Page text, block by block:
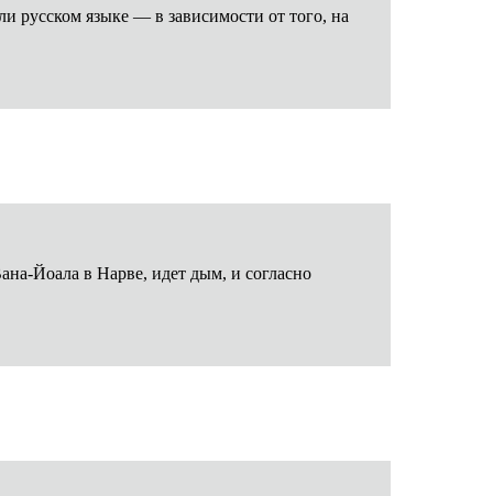
русском языке — в зависимости от того, на
Йоала в Нарве, идет дым, и согласно